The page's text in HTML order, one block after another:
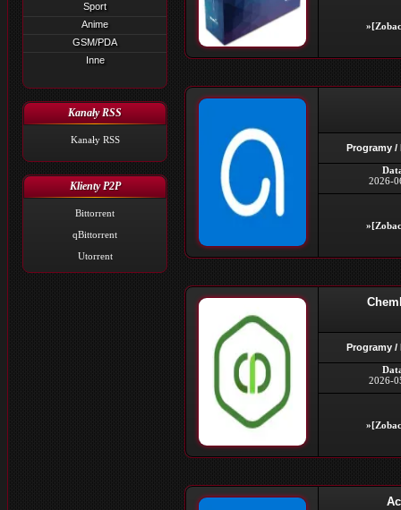
Sport
Anime
GSM/PDA
Inne
Kanały RSS
Kanały RSS
Klienty P2P
Bittorrent
qBittorrent
Utorrent
Programy /
2026-
Programy /
2026-